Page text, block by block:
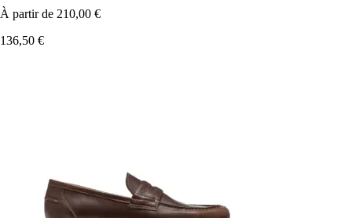
À partir de 210,00 €
136,50 €